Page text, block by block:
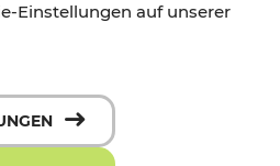
Einstellungen auf unserer